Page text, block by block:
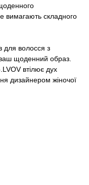
вимагають складного
для волосся з
ваш щоденний образ.
втілює дух
дизайнером жіночої